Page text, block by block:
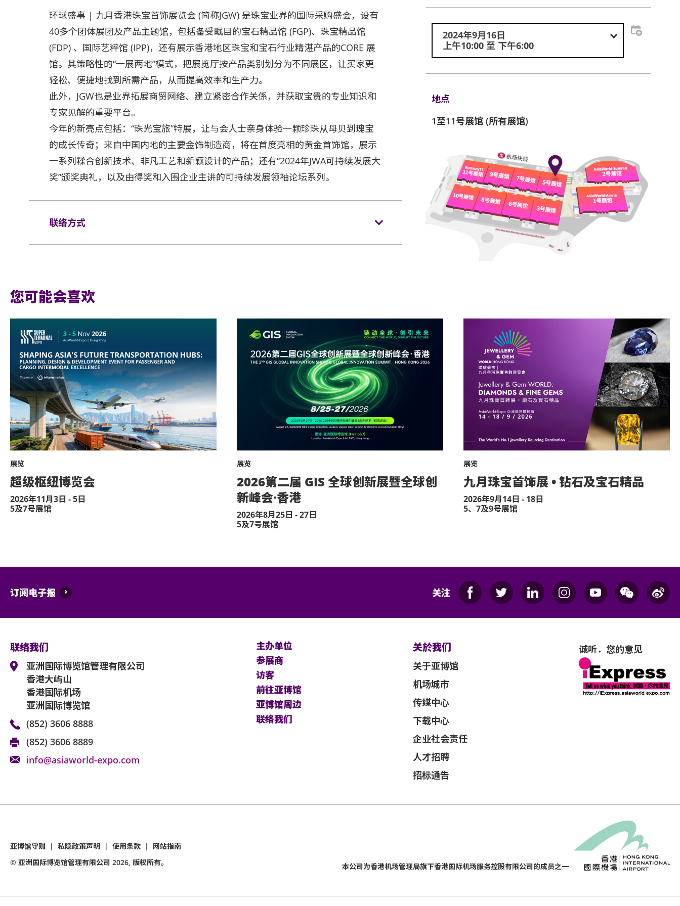
环球盛事 | 九月香港珠宝首饰展览会 (简称JGW) 是珠宝业界的国际采购盛会，设有
40多个团体展团及产品主题馆，包括备受瞩目的宝石精品馆 (FGP)、珠宝精品馆
(FDP) 、国际艺粹馆 (IPP)，还有展示香港地区珠宝和宝石行业精湛产品的CORE 展
馆。其策略性的“一展两地”模式，把展览厅按产品类别划分为不同展区，让买家更
轻松、便捷地找到所需产品，从而提高效率和生产力。
此外，JGW也是业界拓展商贸网络、建立紧密合作关係，并获取宝贵的专业知识和
专家见解的重要平台。
今年的新亮点包括：“珠光宝旅”特展，让与会人士亲身体验一颗珍珠从母贝到瑰宝
的成长传奇；来自中国内地的主要金饰制造商，将在首度亮相的黄金首饰馆，展示
一系列糅合创新技术、非凡工艺和新颖设计的产品；还有“2024年JWA可持续发展大
奖”颁奖典礼，以及由得奖和入围企业主讲的可持续发展领袖论坛系列。
联络方式
2024年9月16日
上午10:00 至 下午6:00
地点
1至11号展馆 (所有展馆)
您可能会喜欢
展览
超级枢纽博览会
2026年11月3日 - 5日
5及7号展馆
展览
2026第二届 GIS 全球创新展暨全球创
新峰会·香港
2026年8月25日 - 27日
5及7号展馆
展览
九月珠宝首饰展 • 钻石及宝石精品
2026年9月14日 - 18日
5、7及9号展馆
订阅电子报 关注
联络我们
亚洲国际博览馆管理有限公司
香港大屿山
香港国际机场
亚洲国际博览馆
(852) 3606 8888
(852) 3606 8889
info@asiaworld-expo.com
主办单位
参展商
访客
前往亚博馆
亚博馆周边
联络我们
关於我们
关于亚博馆
机场城市
传媒中心
下载中心
企业社会责任
人才招聘
招标通告
诚听．您的意见
亚博馆守则 | 私隐政策声明 | 使用条款 |
网站指南
© 亚洲国际博览馆管理有限公司 2026, 版权所有。 本公司为香港机场管理局旗下香港国际机场服务控股有限公司的成员之一